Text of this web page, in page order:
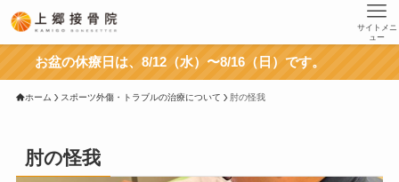
サイトメニ
ュー
お盆の休療日は、8/12（水）〜8/16（日）です。
ホーム スポーツ外傷・トラブルの治療について 肘の怪我
肘の怪我